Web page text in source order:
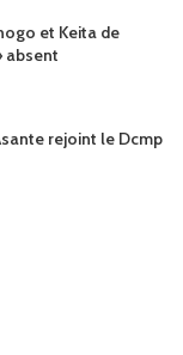
et Keita de
absent
rejoint le Dcmp